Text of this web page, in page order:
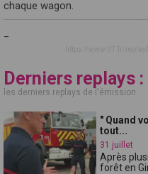
chaque wagon.
Derniers replays
les derniers replays de l'émission
" Quand
tout...
31 juillet
Après
forêt en